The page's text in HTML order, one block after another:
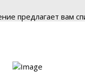
предлагает вам